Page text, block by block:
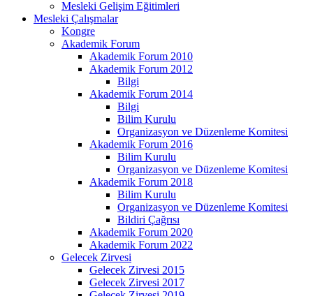
Mesleki Gelişim Eğitimleri
Mesleki Çalışmalar
Kongre
Akademik Forum
Akademik Forum 2010
Akademik Forum 2012
Bilgi
Akademik Forum 2014
Bilgi
Bilim Kurulu
Organizasyon ve Düzenleme Komitesi
Akademik Forum 2016
Bilim Kurulu
Organizasyon ve Düzenleme Komitesi
Akademik Forum 2018
Bilim Kurulu
Organizasyon ve Düzenleme Komitesi
Bildiri Çağrısı
Akademik Forum 2020
Akademik Forum 2022
Gelecek Zirvesi
Gelecek Zirvesi 2015
Gelecek Zirvesi 2017